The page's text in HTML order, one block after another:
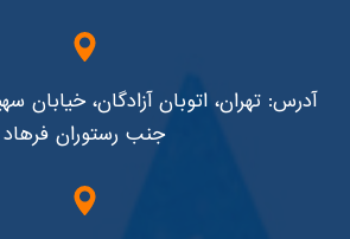
آدرس: تهران، اتوبان آزادگان، خیابان
جنب رستوران فرهاد